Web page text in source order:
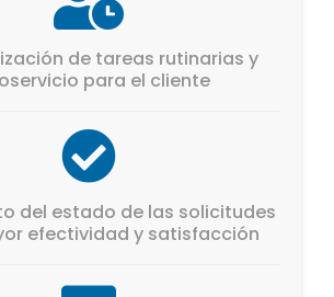
de tareas rutinarias y
para el cliente
del estado de las solicitudes
efectividad y satisfacción